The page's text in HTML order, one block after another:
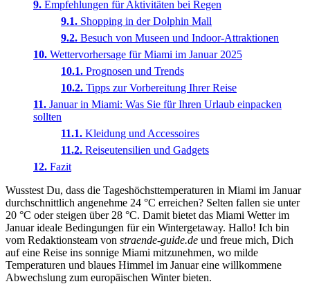
Empfehlungen für Aktivitäten bei Regen
Shopping in der Dolphin Mall
Besuch von Museen und Indoor-Attraktionen
Wettervorhersage für Miami im Januar 2025
Prognosen und Trends
Tipps zur Vorbereitung Ihrer Reise
Januar in Miami: Was Sie für Ihren Urlaub einpacken
sollten
Kleidung und Accessoires
Reiseutensilien und Gadgets
Fazit
Wusstest Du, dass die Tageshöchsttemperaturen in Miami im Januar
durchschnittlich angenehme 24 °C erreichen? Selten fallen sie unter
20 °C oder steigen über 28 °C. Damit bietet das Miami Wetter im
Januar ideale Bedingungen für ein Wintergetaway. Hallo! Ich bin
vom Redaktionsteam von straende-guide.de und freue mich, Dich
auf eine Reise ins sonnige Miami mitzunehmen, wo milde
Temperaturen und blaues Himmel im Januar eine willkommene
Abwechslung zum europäischen Winter bieten.